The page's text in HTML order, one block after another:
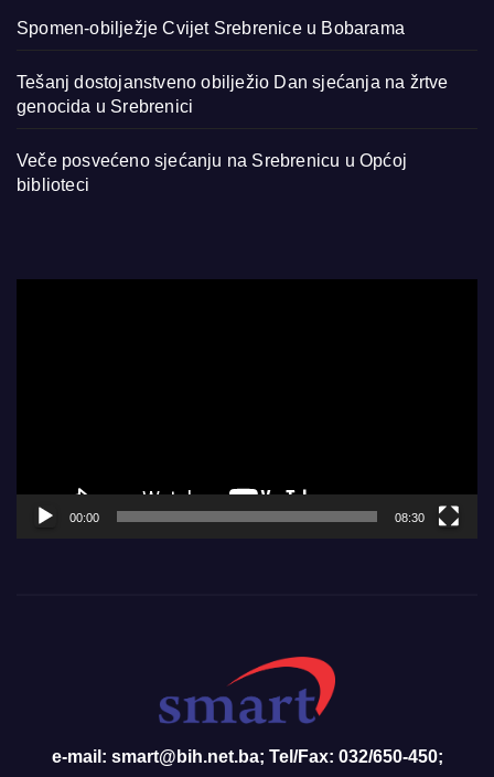
Spomen-obilježje Cvijet Srebrenice u Bobarama
Tešanj dostojanstveno obilježio Dan sjećanja na žrtve
genocida u Srebrenici
Veče posvećeno sjećanju na Srebrenicu u Općoj
biblioteci
00:00 08:30
e-mail: smart@bih.net.ba; Tel/Fax: 032/650-450;